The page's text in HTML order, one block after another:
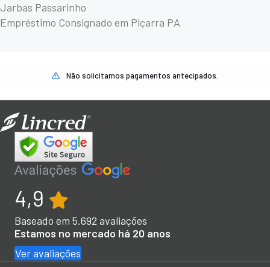
Jarbas Passarinho
Empréstimo Consignado em Piçarra PA
Não solicitamos pagamentos antecipados.
4,9
Baseado em 5.692 avaliações
Estamos no mercado há 20 anos
Ver avaliações